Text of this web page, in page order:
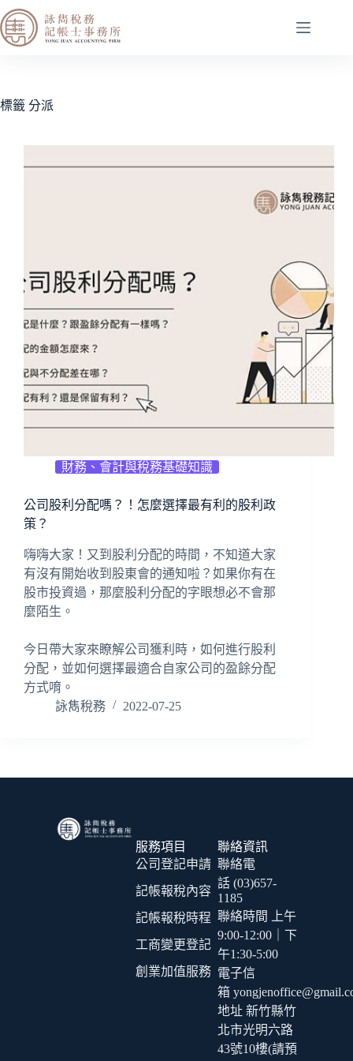
標籤 分派
財務、會計與稅務基礎知識
公司股利分配嗎？！怎麼選擇最有利的股利政
策？
嗨嗨大家！又到股利分配的時間，不知道大家
有沒有開始收到股東會的通知啦？如果你有在
股市投資過，那麼股利分配的字眼想必不會那
麼陌生。
今日帶大家來瞭解公司獲利時，如何進行股利
分配，並如何選擇最適合自家公司的盈餘分配
方式唷。
詠雋稅務
2022-07-25
服務項目
公司登記申請
記帳報稅內容
記帳報稅時程
工商變更登記
創業加值服務
聯絡資訊
聯絡電
話 (03)657-
1185
聯絡時間 上午
9:00-12:00｜下
午1:30-5:00
電子信
箱
地址 新竹縣竹
北市光明六路
43號10樓(請預